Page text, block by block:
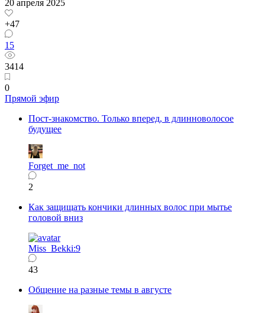
20 апреля 2025
+47
15
3414
0
Прямой эфир
Пост-знакомство. Только вперед, в длинноволосое
будущее
Forget_me_not
2
Как защищать кончики длинных волос при мытье
головой вниз
Miss_Bekki:9
43
Общение на разные темы в августе